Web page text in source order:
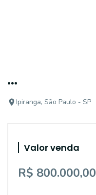
...
Ipiranga, São Paulo - SP
Valor venda
R$ 800.000,00